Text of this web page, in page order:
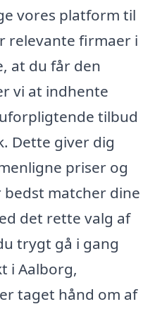
vores platform til
relevante firmaer i
at du får den
vi at indhente
tilbud
Dette giver dig
priser og
matcher dine
det rette valg af
trygt gå i gang
i Aalborg,
taget hånd om af